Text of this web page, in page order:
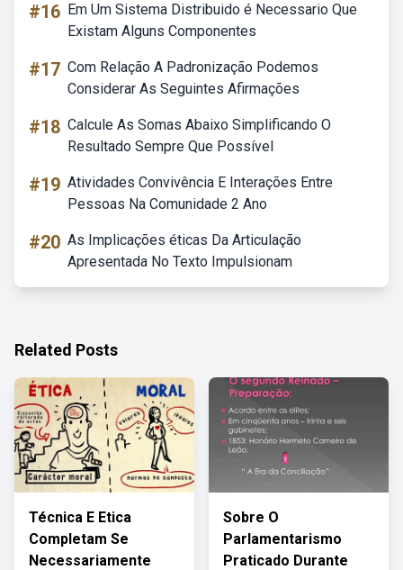
#16 Em Um Sistema Distribuido é Necessario Que
Existam Alguns Componentes
#17 Com Relação A Padronização Podemos
Considerar As Seguintes Afirmações
#18 Calcule As Somas Abaixo Simplificando O
Resultado Sempre Que Possível
#19 Atividades Convivência E Interações Entre
Pessoas Na Comunidade 2 Ano
#20 As Implicações éticas Da Articulação
Apresentada No Texto Impulsionam
Related Posts
Técnica E Etica
Completam Se
Necessariamente
Sobre O
Parlamentarismo
Praticado Durante